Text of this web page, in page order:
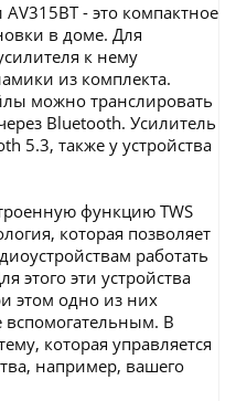
- это компактное
в доме. Для
к нему
из комплекта.
можно транслировать
Bluetooth. Усилитель
5.3, также у устройства
функцию TWS
которая позволяет
работать
этого эти устройства
этом одно из них
вспомогательным. В
которая управляется
например, вашего